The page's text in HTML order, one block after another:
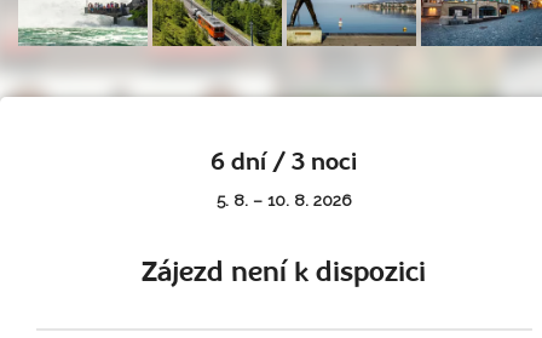
6 dní / 3 noci
5. 8. – 10. 8. 2026
Zájezd není k dispozici